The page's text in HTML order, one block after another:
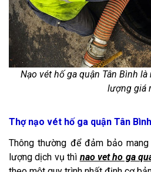
Nạo vét hố ga quận Tân Bình
lượng giá
Thợ nạo vét hố ga quận Tân
Thông thường để đảm bảo
lượng dịch vụ thì nao vet ho ga